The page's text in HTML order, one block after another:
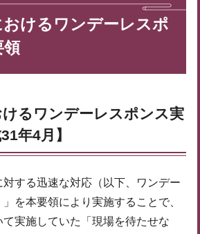
けるワンデーレスポ
領
るワンデーレスポンス実
年4月】
対する迅速な対応（以下、ワンデー
を本要領により実施することで、
実施していた「現場を待たせな